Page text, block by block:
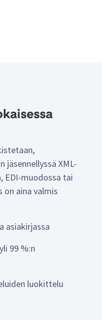
XML-
EDI-muodossa tai
on aina valmis
asiakirjassa
99 %:n
luokittelu